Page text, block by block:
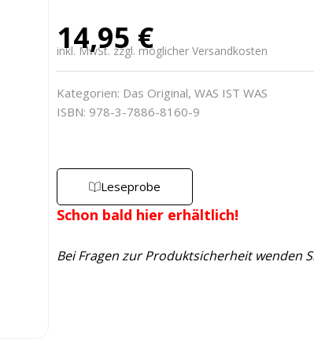
14,95€
inkl. MwSt. zzgl. möglicher Versandkosten
Kategorien: Das Original, WAS IST WAS
ISBN: 978-3-7886-8160-9
Leseprobe
Schon bald hier erhältlich!
Bei Fragen zur Produktsicherheit wenden